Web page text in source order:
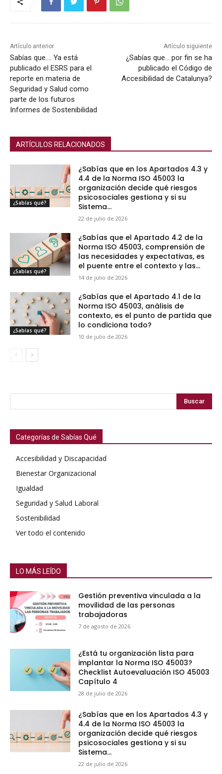
Artículo anterior
Sabías que…. Ya está
publicado el ESRS para el
reporte en materia de
Seguridad y Salud como
parte de los futuros
Informes de Sostenibilidad
Artículo siguiente
¿Sabías que… por fin se ha
publicado el Código de
Accesibilidad de Catalunya?
ARTÍCULOS RELACIONADOS
¿Sabías qué?
¿Sabías que en los Apartados 4.3 y
4.4 de la Norma ISO 45003 la
organización decide qué riesgos
psicosociales gestiona y si su
Sistema...
22 de julio de 2026
¿Sabías qué?
¿Sabías que el Apartado 4.2 de la
Norma ISO 45003, comprensión de
las necesidades y expectativas, es
el puente entre el contexto y las...
14 de julio de 2026
¿Sabías qué?
¿Sabías que el Apartado 4.1 de la
Norma ISO 45003, análisis de
contexto, es el punto de partida que
lo condiciona todo?
10 de julio de 2026
Buscar
Categorías de Sabías Qué
Accesibilidad y Discapacidad
Bienestar Organizacional
Igualdad
Seguridad y Salud Laboral
Sostenibilidad
Ver todo el contenido
LO MÁS LEÍDO
Gestión preventiva vinculada a la
movilidad de las personas
trabajadoras
7 de agosto de 2026
¿Está tu organización lista para
implantar la Norma ISO 45003?
Checklist Autoevaluación ISO 45003
Capítulo 4
28 de julio de 2026
¿Sabías que en los Apartados 4.3 y
4.4 de la Norma ISO 45003 la
organización decide qué riesgos
psicosociales gestiona y si su
Sistema...
22 de julio de 2026